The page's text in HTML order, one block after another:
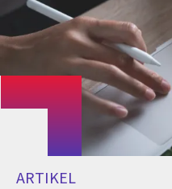
ARTIKEL